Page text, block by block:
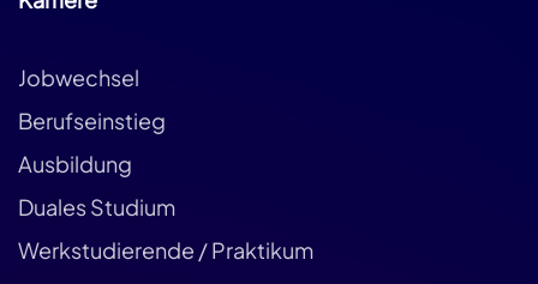
Jobwechsel
Berufseinstieg
Ausbildung
Duales Studium
Werkstudierende / Praktikum